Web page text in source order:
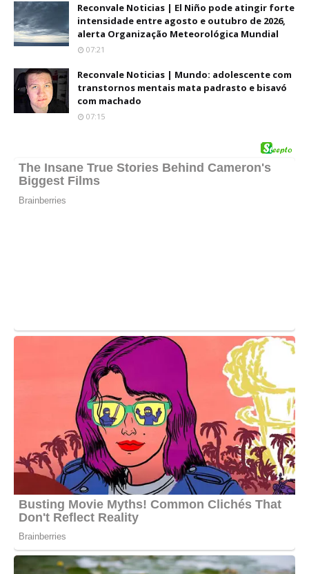
Reconvale Noticias | El Niño pode atingir forte
intensidade entre agosto e outubro de 2026,
alerta Organização Meteorológica Mundial
07:21
Reconvale Noticias | Mundo: adolescente com
transtornos mentais mata padrasto e bisavó
com machado
07:15